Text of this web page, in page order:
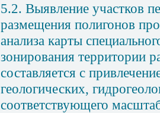
5.2. Выявление участков
размещения полигонов
анализа карты
зонирования территории
составляется с
геологических,
соответствующего